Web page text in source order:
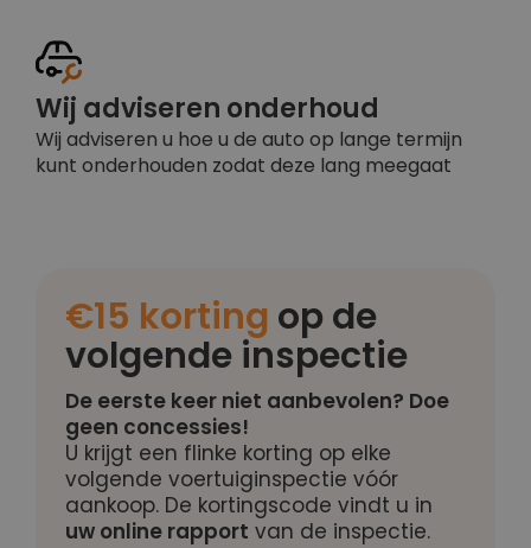
Wij adviseren onderhoud
Wij adviseren u hoe u de auto op lange termijn
kunt onderhouden zodat deze lang meegaat
€15 korting op de
volgende inspectie
De eerste keer niet aanbevolen? Doe
geen concessies!
U krijgt een flinke korting op elke
volgende voertuiginspectie vóór
aankoop. De kortingscode vindt u in
uw online rapport van de inspectie.